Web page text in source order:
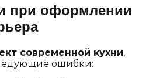
при оформлении
современной кухни,
ошибки: